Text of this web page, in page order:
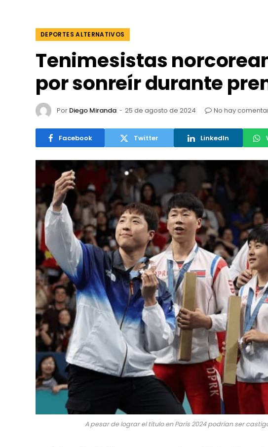
DEPORTES ALTERNATIVOS
Tenimesistas
por sonreír durante
Por Diego Miranda 25 de agosto de 2024 No hay
Facebook Twitter LinkedIn
A pesar de lograr el título en París 2024 podrían ser